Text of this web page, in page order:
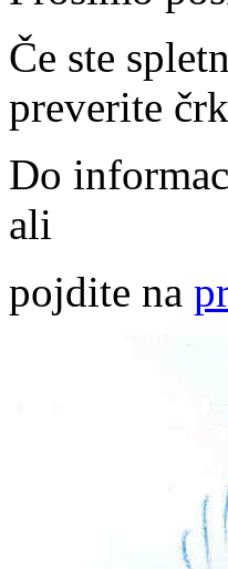
Če ste
preverite
Do
ali
pojdite na